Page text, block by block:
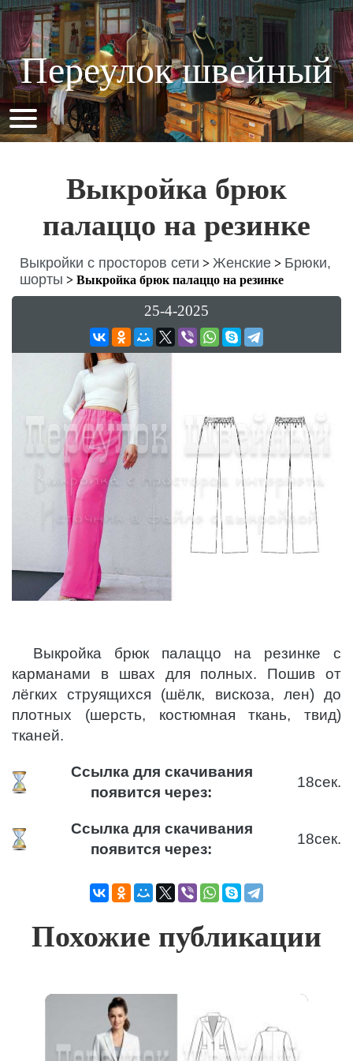
Переулок швейный
Выкройка брюк
палаццо на резинке
Выкройки с просторов сети > Женские > Брюки,
шорты > Выкройка брюк палаццо на резинке
25-4-2025
Выкройка брюк палаццо на резинке с
карманами в швах для полных. Пошив от
лёгких струящихся (шёлк, вискоза, лен) до
плотных (шерсть, костюмная ткань, твид)
тканей.
Ссылка для скачивания
появится через:
18сек.
Ссылка для скачивания
появится через:
18сек.
Похожие публикации